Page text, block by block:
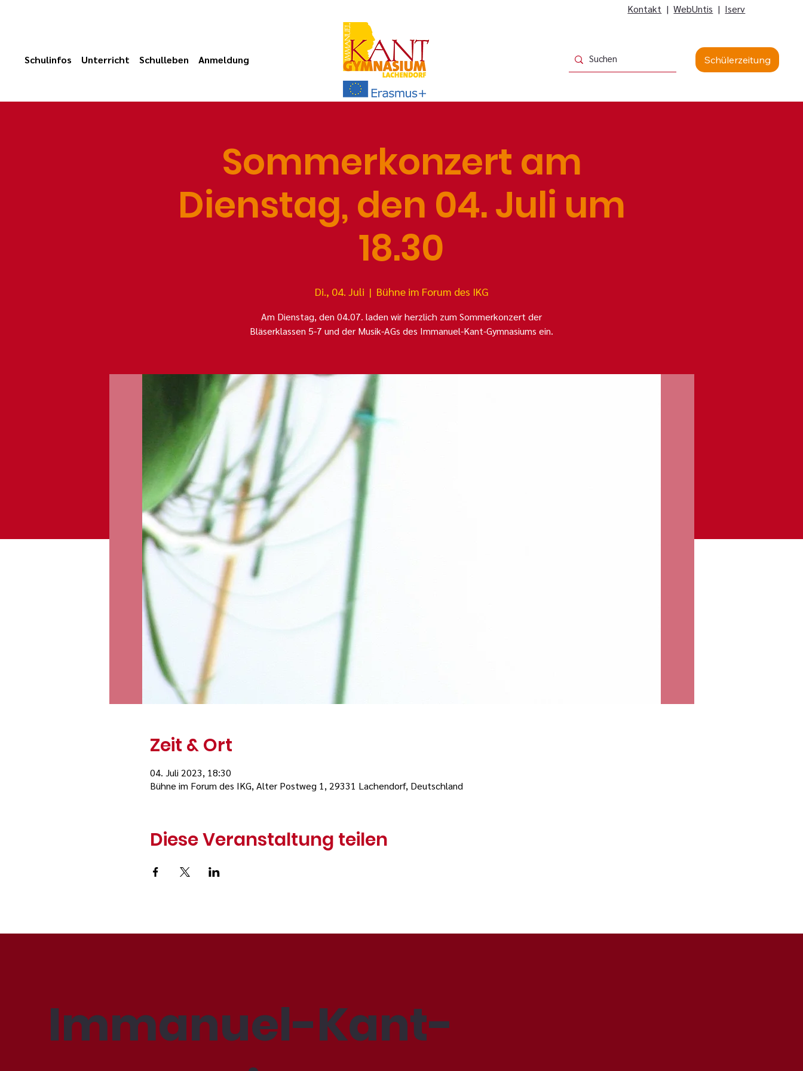
Kontakt |WebUntis | Iserv
Schülerzeitung
Schulinfos Unterricht Schulleben Anmeldung
Sommerkonzert am
Dienstag, den 04. Juli um
18.30
Di., 04. Juli
  |
Bühne im Forum des IKG
Am Dienstag, den 04.07. laden wir herzlich zum Sommerkonzert der
Bläserklassen 5-7 und der Musik-AGs des Immanuel-Kant-Gymnasiums ein.
Zeit & Ort
04. Juli 2023, 18:30
Bühne im Forum des IKG, Alter Postweg 1, 29331 Lachendorf, Deutschland
Diese Veranstaltung teilen
Immanuel-Kant-